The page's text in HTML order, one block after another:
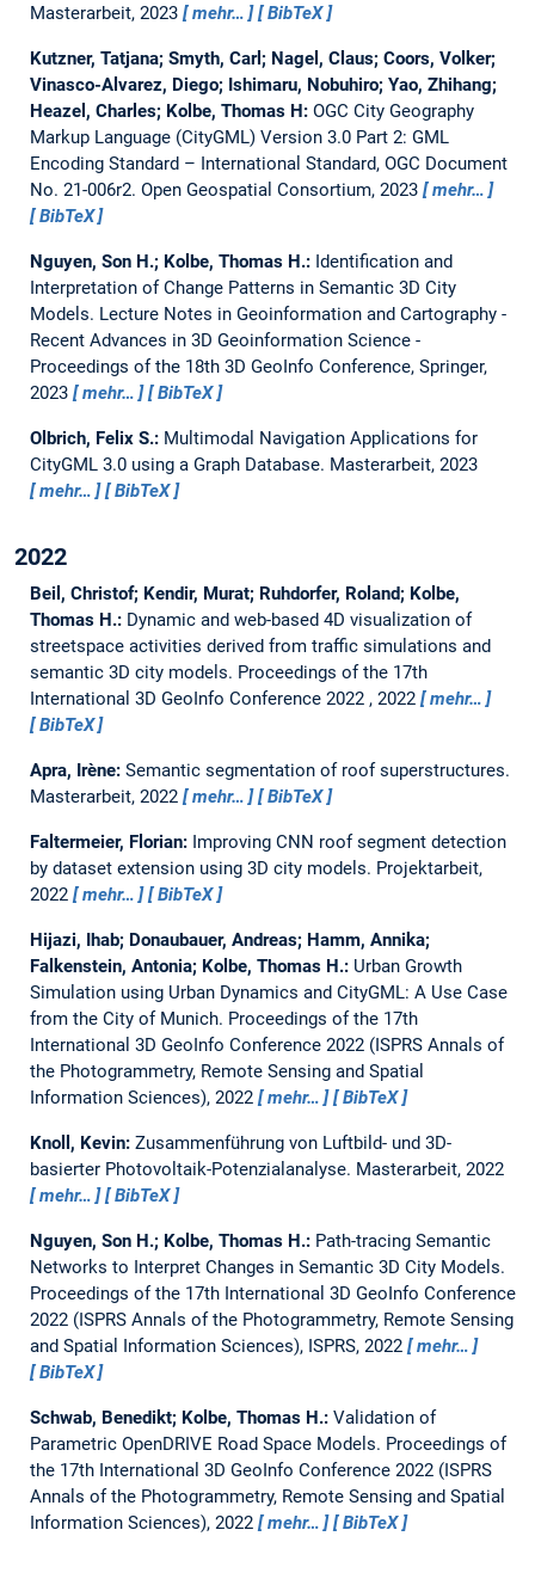
Masterarbeit, 2023 mehr… BibTeX
Kutzner, Tatjana; Smyth, Carl; Nagel, Claus; Coors, Volker;
Vinasco-Alvarez, Diego; Ishimaru, Nobuhiro; Yao, Zhihang;
Heazel, Charles; Kolbe, Thomas H: OGC City Geography
Markup Language (CityGML) Version 3.0 Part 2: GML
Encoding Standard – International Standard, OGC Document
No. 21-006r2. Open Geospatial Consortium, 2023
mehr…
BibTeX
Nguyen, Son H.; Kolbe, Thomas H.: Identification and
Interpretation of Change Patterns in Semantic 3D City
Models. Lecture Notes in Geoinformation and Cartography -
Recent Advances in 3D Geoinformation Science -
Proceedings of the 18th 3D GeoInfo Conference, Springer,
2023
mehr… BibTeX
Olbrich, Felix S.: Multimodal Navigation Applications for
CityGML 3.0 using a Graph Database. Masterarbeit, 2023
mehr…
BibTeX
2022
Beil, Christof; Kendir, Murat; Ruhdorfer, Roland; Kolbe,
Thomas H.: Dynamic and web-based 4D visualization of
streetspace activities derived from traffic simulations and
semantic 3D city models. Proceedings of the 17th
International 3D GeoInfo Conference 2022 , 2022
mehr…
BibTeX
Apra, Irène: Semantic segmentation of roof superstructures.
Masterarbeit, 2022 mehr… BibTeX
Faltermeier, Florian: Improving CNN roof segment detection
by dataset extension using 3D city models. Projektarbeit,
2022
mehr… BibTeX
Hijazi, Ihab; Donaubauer, Andreas; Hamm, Annika;
Falkenstein, Antonia; Kolbe, Thomas H.: Urban Growth
Simulation using Urban Dynamics and CityGML: A Use Case
from the City of Munich. Proceedings of the 17th
International 3D GeoInfo Conference 2022 (ISPRS Annals of
the Photogrammetry, Remote Sensing and Spatial
Information Sciences), 2022
mehr… BibTeX
Knoll, Kevin: Zusammenführung von Luftbild- und 3D-
basierter Photovoltaik-Potenzialanalyse. Masterarbeit, 2022
mehr…
BibTeX
Nguyen, Son H.; Kolbe, Thomas H.: Path-tracing Semantic
Networks to Interpret Changes in Semantic 3D City Models.
Proceedings of the 17th International 3D GeoInfo Conference
2022 (ISPRS Annals of the Photogrammetry, Remote Sensing
and Spatial Information Sciences), ISPRS, 2022
mehr…
BibTeX
Schwab, Benedikt; Kolbe, Thomas H.: Validation of
Parametric OpenDRIVE Road Space Models. Proceedings of
the 17th International 3D GeoInfo Conference 2022 (ISPRS
Annals of the Photogrammetry, Remote Sensing and Spatial
Information Sciences), 2022
mehr… BibTeX